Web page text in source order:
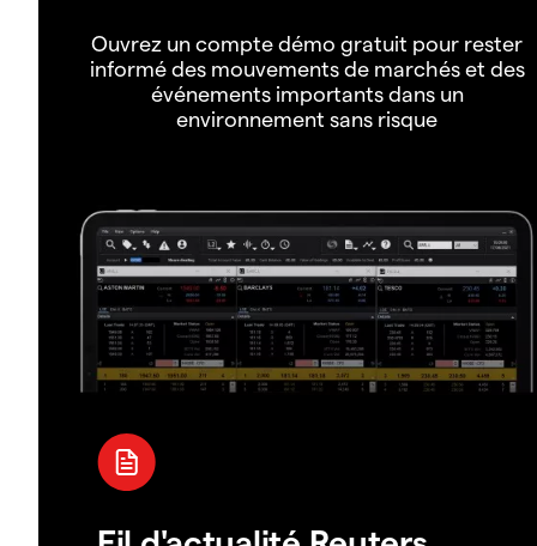
Ouvrez un compte démo gratuit pour rester
informé des mouvements de marchés et des
événements importants dans un
environnement sans risque